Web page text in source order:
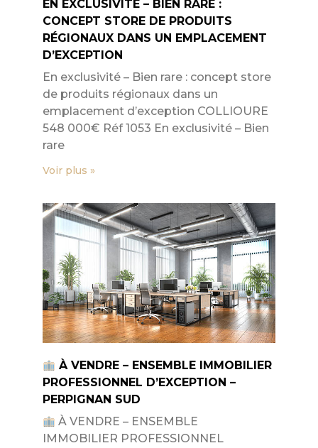
EN EXCLUSIVITÉ – BIEN RARE :
CONCEPT STORE DE PRODUITS
RÉGIONAUX DANS UN EMPLACEMENT
D’EXCEPTION
En exclusivité – Bien rare : concept store
de produits régionaux dans un
emplacement d’exception COLLIOURE
548 000€ Réf 1053 En exclusivité – Bien
rare
Voir plus »
À VENDRE – ENSEMBLE IMMOBILIER
PROFESSIONNEL D’EXCEPTION –
PERPIGNAN SUD
À VENDRE – ENSEMBLE
IMMOBILIER PROFESSIONNEL